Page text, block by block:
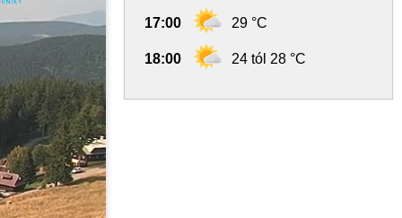
17:00 29 °C
18:00 24 tól 28 °C